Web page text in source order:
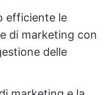
efficiente le
di marketing con
delle